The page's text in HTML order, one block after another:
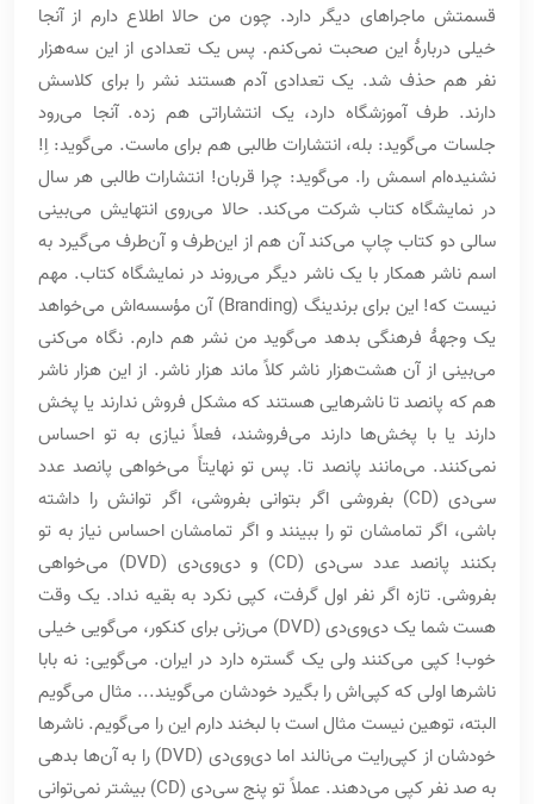
قسمتش ماجراهای دیگر دارد. چون من حالا اطلاع دارم از آنجا
خیلی دربارۀ این صحبت نمی‌کنم. پس یک تعدادی از این سه‌هزار
نفر هم حذف شد. یک تعدادی آدم هستند نشر را برای کلاسش
دارند. طرف آموزشگاه دارد، یک انتشاراتی هم زده. آنجا می‌رود
جلسات می‌گوید: بله، انتشارات طالبی هم برای ماست. می‌گوید: اِ!
نشنیده‌ام اسمش را. می‌گوید: چرا قربان! انتشارات طالبی هر سال
در نمایشگاه کتاب شرکت می‌کند. حالا می‌روی انتهایش می‌بینی
سالی دو کتاب چاپ می‌کند آن هم از این‌طرف و آن‌طرف می‌گیرد به
اسم ناشر همکار با یک ناشر دیگر می‌روند در نمایشگاه کتاب. مهم
نیست که! این برای برندینگ (Branding) آن مؤسسه‌اش می‌خواهد
یک وجهۀ فرهنگی بدهد می‌گوید من نشر هم دارم. نگاه می‌کنی
می‌بینی از آن هشت‌هزار ناشر کلاً ماند هزار ناشر. از این هزار ناشر
هم که پانصد تا ناشرهایی هستند که مشکل فروش ندارند یا پخش
دارند یا با پخش‌ها دارند می‌فروشند، فعلاً نیازی به تو احساس
نمی‌کنند. می‌مانند پانصد تا. پس تو نهایتاً می‌خواهی پانصد عدد
سی‌دی (CD) بفروشی اگر بتوانی بفروشی، اگر توانش را داشته
باشی، اگر تمامشان تو را ببینند و اگر تمامشان احساس نیاز به تو
بکنند پانصد عدد سی‌دی (CD) و دی‌وی‌دی (DVD) می‌خواهی
بفروشی. تازه اگر نفر اول گرفت، کپی نکرد به بقیه نداد. یک وقت
هست شما یک دی‌وی‌دی (DVD) می‌زنی برای کنکور، می‌گویی خیلی
خوب! کپی می‌کنند ولی یک گستره دارد در ایران. می‌گویی: نه بابا
ناشرها اولی که کپی‌اش را بگیرد خودشان می‌گویند... مثال می‌گویم
البته، توهین نیست مثال است با لبخند دارم این را می‌گویم. ناشرها
خودشان از کپی‌رایت می‌نالند اما دی‌وی‌دی (DVD) را به آن‌ها بدهی
به صد نفر کپی می‌دهند. عملاً تو پنج سی‌دی (CD) بیشتر نمی‌توانی